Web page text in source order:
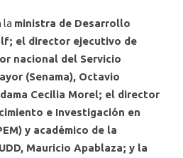
la ministra de Desarrollo
el director ejecutivo de
nacional del Servicio
(Senama), Octavio
Cecilia Morel; el director
e Investigación en
y académico de la
Mauricio Apablaza; y la